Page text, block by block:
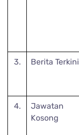
3. Berita Terkini
4.
Jawatan
Kosong